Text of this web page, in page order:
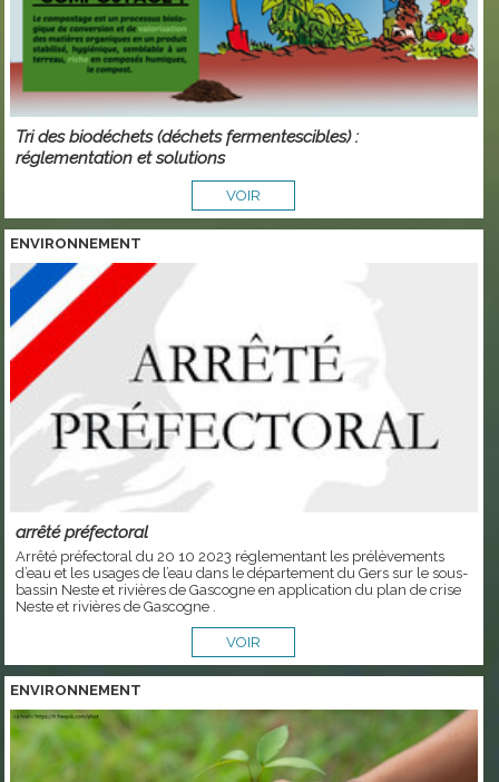
Tri des biodéchets (déchets fermentescibles) :
réglementation et solutions
VOIR
ENVIRONNEMENT
arrêté préfectoral
Arrêté préfectoral du 20 10 2023 réglementant les prélèvements
d’eau et les usages de l’eau dans le département du Gers sur le sous-
bassin Neste et rivières de Gascogne en application du plan de crise
Neste et rivières de Gascogne .
VOIR
ENVIRONNEMENT